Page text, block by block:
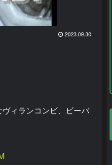
2023.09.30
ィランコンビ、ビーバ